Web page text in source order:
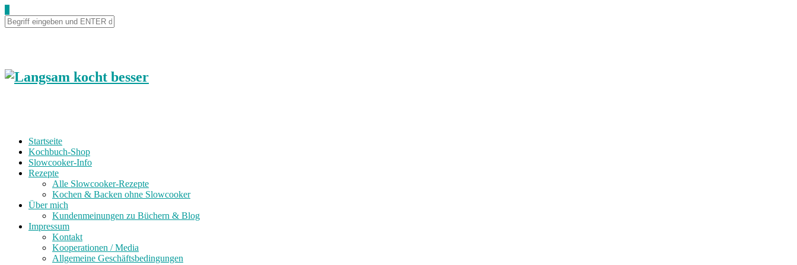
to
Recipe
Startseite
Kochbuch-Shop
Slowcooker-Info
Rezepte
Alle Slowcooker-Rezepte
Kochen & Backen ohne Slowcooker
Über mich
Kundenmeinungen zu Büchern & Blog
Impressum
Kontakt
Kooperationen / Media
Allgemeine Geschäftsbedingungen